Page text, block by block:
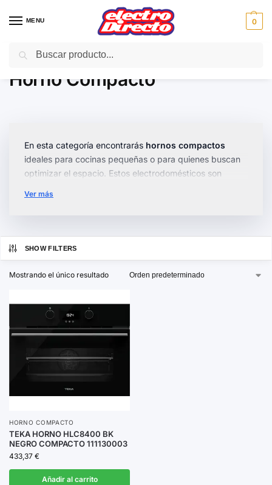
MENU 0
Inicio Gama blanca Hornos
Horno Compacto
En esta categoría encontrarás hornos compactos
ideales para cocinas pequeñas o para quienes buscan
optimizar el espacio. Estos electrodomésticos son
comprometer la calidad.
digitales y opciones inalámbricas para mayor
Explora nuestra selección y encuentra el horno
compacto que se adapta a tus necesidades culinarias.
Ver más
SHOW FILTERS
Mostrando el único resultado
HORNO COMPACTO
TEKA HORNO HLC8400 BK
NEGRO COMPACTO 111130003
433,37 €
Añadir al carrito